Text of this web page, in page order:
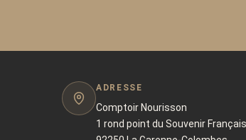
ADRESSE
Comptoir Nourisson
1 rond point du Souvenir Français